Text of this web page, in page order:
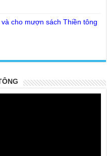
cho mượn sách Thiền tông